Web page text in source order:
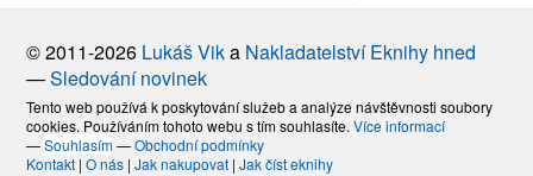
© 2011-2026 Lukáš Vika Nakladatelství Eknihy hned
—Sledování novinek
Tento web používá k poskytování služeb a analýze návštěvnosti soubory
cookies. Používáním tohoto webu s tím souhlasíte.Více informací
—Souhlasím—Obchodní podmínky
Kontakt |O nás |Jak nakupovat |Jak číst eknihy